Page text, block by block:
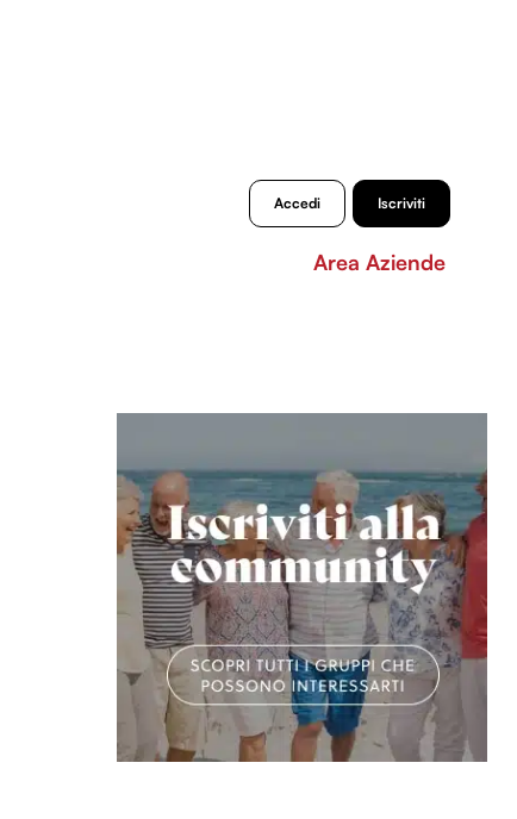
Accedi Iscriviti
Area Aziende